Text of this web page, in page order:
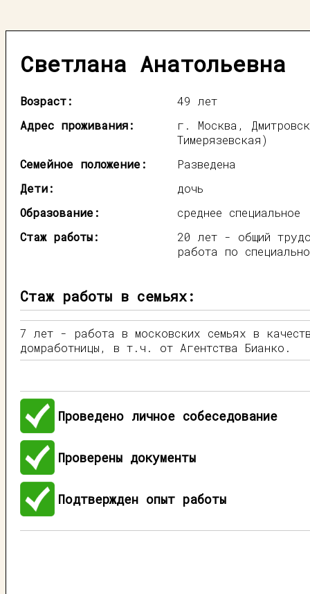
Светлана Анатольевна
Возраст:
49 лет
Адрес проживания:
г. Москва,
Тимерязевская)
Семейное положение:
Разведена
Дети:
дочь
Образование:
среднее специальное
Стаж работы:
20 лет - общий
работа по
Стаж работы в семьях:
7 лет - работа в московских семьях в
домработницы, в т.ч. от Агентства Бианко.
Проведено личное собеседование
Проверены документы
Подтвержден опыт работы